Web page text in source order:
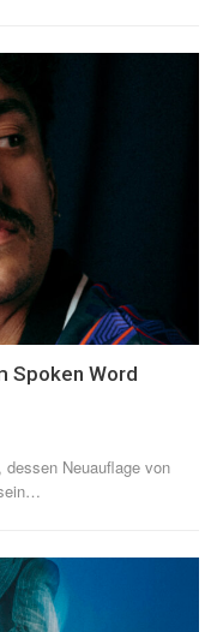
Spoken Word
Neuauflage von
…